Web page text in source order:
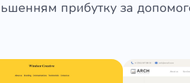
прибутку за